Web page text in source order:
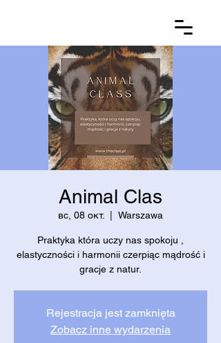
Animal Clas
вс, 08 окт. Warszawa
Praktyka która uczy nas spokoju ,
elastyczności i harmonii czerpiąc mądrość i
gracje z natur.
Rejestracja jest zamknięta
Zobacz inne wydarzenia